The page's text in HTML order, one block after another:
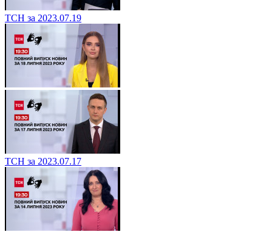
ТСН за 2023.07.19
ТСН за 2023.07.17